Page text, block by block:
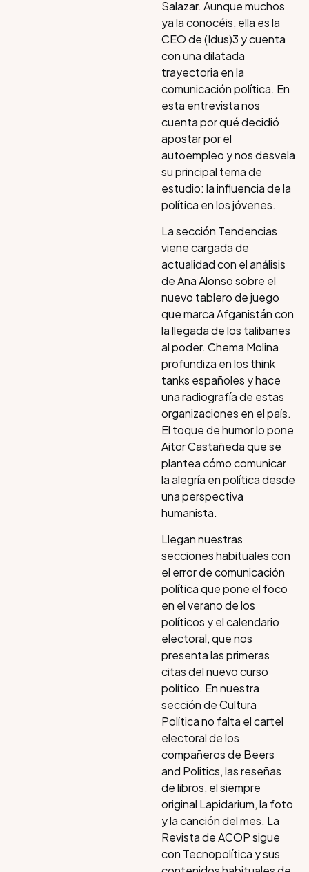
Salazar. Aunque muchos
ya la conocéis, ella es la
CEO de (Idus)3 y cuenta
con una dilatada
trayectoria en la
comunicación política. En
esta entrevista nos
cuenta por qué decidió
apostar por el
autoempleo y nos desvela
su principal tema de
estudio: la influencia de la
política en los jóvenes.
La sección Tendencias
viene cargada de
actualidad con el análisis
de Ana Alonso sobre el
nuevo tablero de juego
que marca Afganistán con
la llegada de los talibanes
al poder. Chema Molina
profundiza en los think
tanks españoles y hace
una radiografía de estas
organizaciones en el país.
El toque de humor lo pone
Aitor Castañeda que se
plantea cómo comunicar
la alegría en política desde
una perspectiva
humanista.
Llegan nuestras
secciones habituales con
el error de comunicación
política que pone el foco
en el verano de los
políticos y el calendario
electoral, que nos
presenta las primeras
citas del nuevo curso
político. En nuestra
sección de Cultura
Política no falta el cartel
electoral de los
compañeros de Beers
and Politics, las reseñas
de libros, el siempre
original Lapidarium, la foto
y la canción del mes. La
Revista de ACOP sigue
con Tecnopolítica y sus